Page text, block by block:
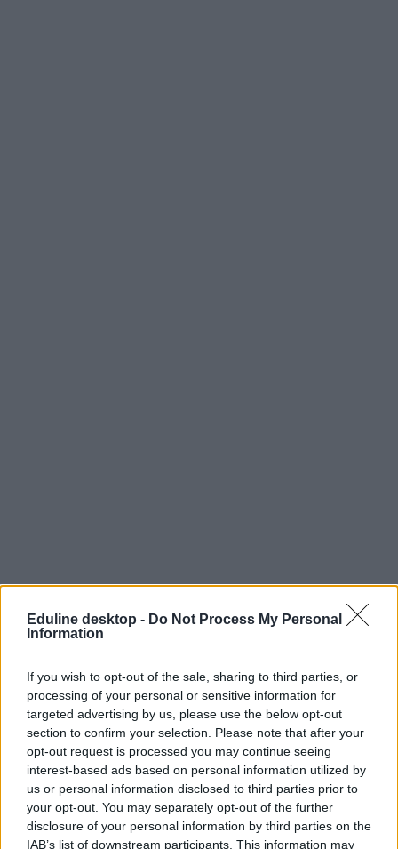
Eduline desktop - Do Not Process My Personal
Information
If you wish to opt-out of the sale, sharing to third parties, or
processing of your personal or sensitive information for
targeted advertising by us, please use the below opt-out
section to confirm your selection. Please note that after your
opt-out request is processed you may continue seeing
interest-based ads based on personal information utilized by
us or personal information disclosed to third parties prior to
your opt-out. You may separately opt-out of the further
disclosure of your personal information by third parties on the
IAB’s list of downstream participants. This information may